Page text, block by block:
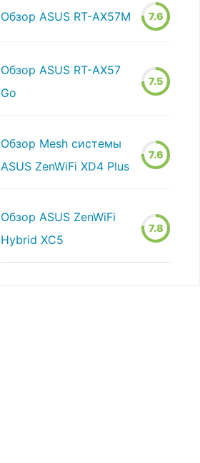
Обзор ASUS RT-AX57M 7.6
Обзор ASUS RT-AX57
Go
7.5
Обзор Mesh системы
ASUS ZenWiFi XD4 Plus
7.6
Обзор ASUS ZenWiFi
Hybrid XC5
7.8